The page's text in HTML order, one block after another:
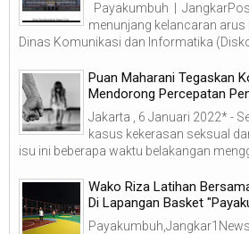
Payakumbuh |
menunjang kelancaran arus
Dinas Komunikasi dan Informatika
Puan Maharani Tegaskan
Mendorong Percepatan
Jakarta , 6 Januari 2022* -
kasus kekerasan seksual
isu ini beberapa waktu belakangan
Wako Riza Latihan
Di Lapangan Basket